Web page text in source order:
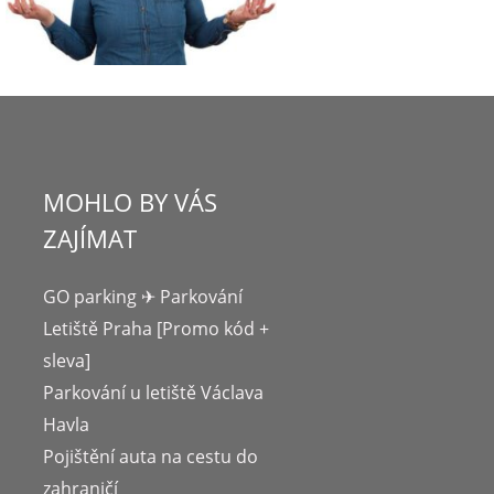
MOHLO BY VÁS
ZAJÍMAT
GO parking ✈ Parkování
Letiště Praha [Promo kód +
sleva]
Parkování u letiště Václava
Havla
Pojištění auta na cestu do
zahraničí